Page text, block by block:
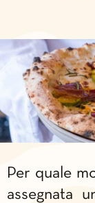
Per quale
assegnata